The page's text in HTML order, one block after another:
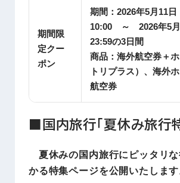
期間限
定クー
ポン
期間：2026年5月11日
10:00 ～ 2026年5月
23:59の3日間
商品：海外航空券＋
トリプラス）、海外
航空券
■国内旅行「夏休み旅行
夏休みの国内旅行にピッタリ
かる特集ページを公開いたします